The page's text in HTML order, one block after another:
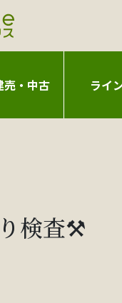
売・中古 ライ
検査⚒️